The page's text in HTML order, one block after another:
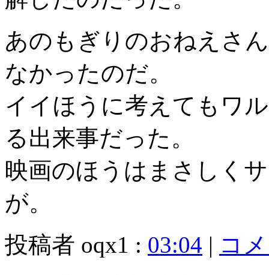
あのもぎりのおねえさ
なかったのだ。
イイほうに考えてもワ
る出来事だった。
映画のほうはまさしく
が。
投稿者 oqx1 : 03:04 | コ